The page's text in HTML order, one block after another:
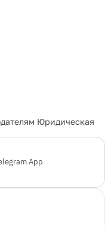
Юридическая
App